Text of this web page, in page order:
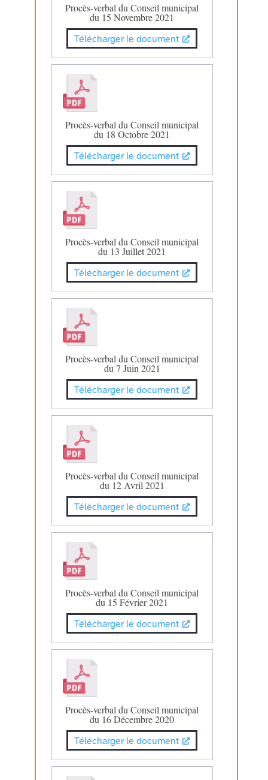
Procès-verbal du Conseil municipal
du 15 Novembre 2021
Télécharger le document
Procès-verbal du Conseil municipal
du 18 Octobre 2021
Télécharger le document
Procès-verbal du Conseil municipal
du 13 Juillet 2021
Télécharger le document
Procès-verbal du Conseil municipal
du 7 Juin 2021
Télécharger le document
Procès-verbal du Conseil municipal
du 12 Avril 2021
Télécharger le document
Procès-verbal du Conseil municipal
du 15 Février 2021
Télécharger le document
Procès-verbal du Conseil municipal
du 16 Décembre 2020
Télécharger le document